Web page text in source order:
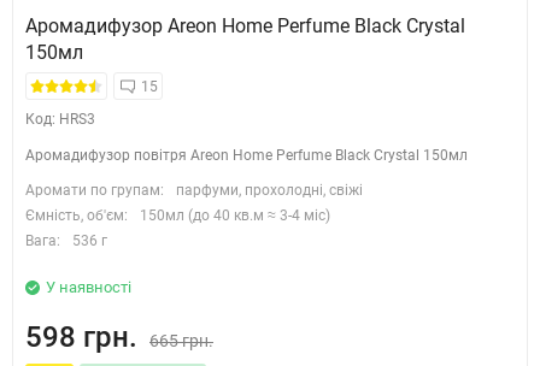
Аромадифузор Areon Home Perfume Black Crystal
150мл
15
Код: HRS3
Аромадифузор повітря Areon Home Perfume Black Crystal 150мл
Аромати по групам:
парфуми, прохолодні, свіжі
Ємність, об'єм:
150мл (до 40 кв.м ≈ 3-4 міс)
Вага:
536 г
У наявності
598 грн. 665 грн.